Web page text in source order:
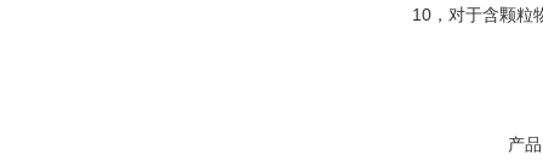
10，对于含颗粒
产